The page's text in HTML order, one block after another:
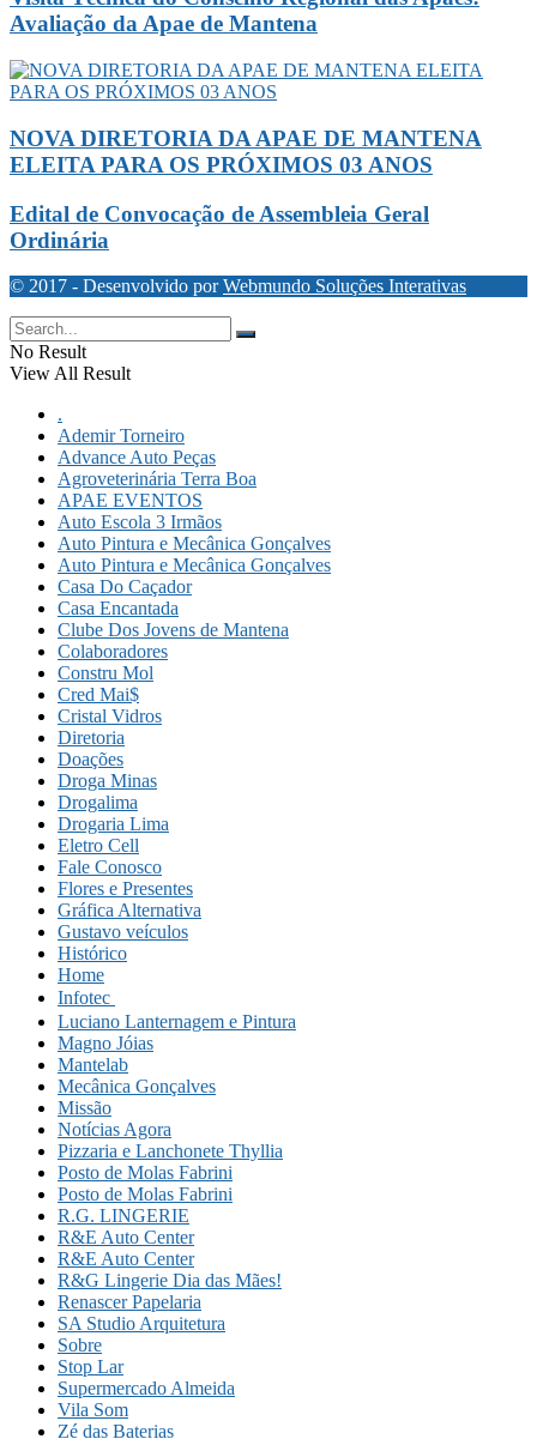
Avaliação da Apae de Mantena
NOVA DIRETORIA DA APAE DE MANTENA
ELEITA PARA OS PRÓXIMOS 03 ANOS
Edital de Convocação de Assembleia Geral
Ordinária
© 2017 - Desenvolvido porWebmundo Soluções Interativas
No Result
View All Result
.
Ademir Torneiro
Advance Auto Peças
Agroveterinária Terra Boa
APAE EVENTOS
Auto Escola 3 Irmãos
Auto Pintura e Mecânica Gonçalves
Auto Pintura e Mecânica Gonçalves
Casa Do Caçador
Casa Encantada
Clube Dos Jovens de Mantena
Colaboradores
Constru Mol
Cred Mai$
Cristal Vidros
Diretoria
Doações
Droga Minas
Drogalima
Drogaria Lima
Eletro Cell
Fale Conosco
Flores e Presentes
Gráfica Alternativa
Gustavo veículos
Histórico
Home
Infotec
Luciano Lanternagem e Pintura
Magno Jóias
Mantelab
Mecânica Gonçalves
Missão
Notícias Agora
Pizzaria e Lanchonete Thyllia
Posto de Molas Fabrini
Posto de Molas Fabrini
R.G. LINGERIE
R&E Auto Center
R&E Auto Center
R&G Lingerie Dia das Mães!
Renascer Papelaria
SA Studio Arquitetura
Sobre
Stop Lar
Supermercado Almeida
Vila Som
Zé das Baterias